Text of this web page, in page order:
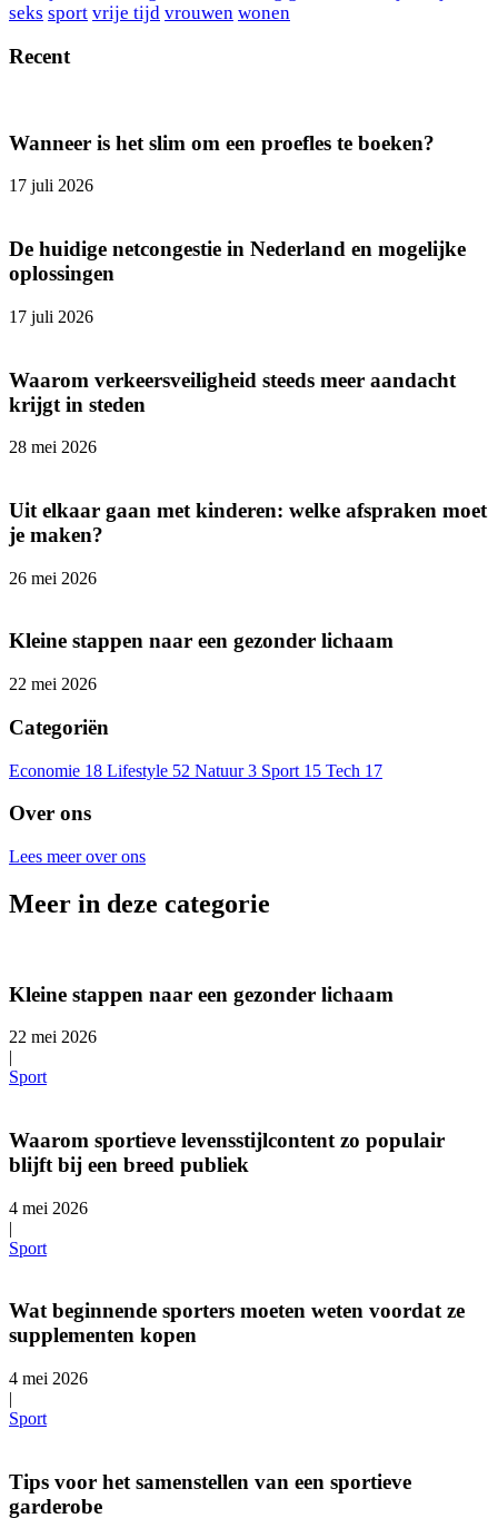
seks sport vrije tijd vrouwen wonen
Recent
Wanneer is het slim om een proefles te boeken?
17 juli 2026
De huidige netcongestie in Nederland en mogelijke
oplossingen
17 juli 2026
Waarom verkeersveiligheid steeds meer aandacht
krijgt in steden
28 mei 2026
Uit elkaar gaan met kinderen: welke afspraken moet
je maken?
26 mei 2026
Kleine stappen naar een gezonder lichaam
22 mei 2026
Categoriën
Economie 18 Lifestyle 52 Natuur 3 Sport 15 Tech 17
Over ons
Lees meer over ons
Meer in deze categorie
Kleine stappen naar een gezonder lichaam
22 mei 2026
|
Sport
Waarom sportieve levensstijlcontent zo populair
blijft bij een breed publiek
4 mei 2026
|
Sport
Wat beginnende sporters moeten weten voordat ze
supplementen kopen
4 mei 2026
|
Sport
Tips voor het samenstellen van een sportieve
garderobe